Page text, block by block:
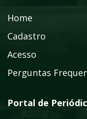
Home
Cadastro
Acesso
Perguntas
Portal de